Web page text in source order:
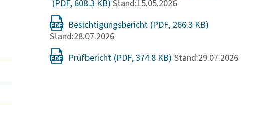
Stand:15.05.2026
Besichtigungsbericht
Stand:28.07.2026
Prüfbericht
Stand:29.07.2026